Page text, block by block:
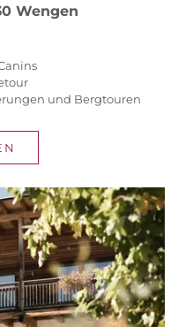
Wengen
und Bergtouren